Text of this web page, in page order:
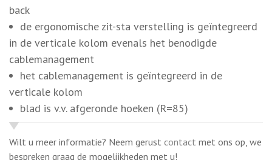
blad is v.v. afgeronde hoeken (R=85)
Wilt u meer informatie? Neem gerustcontactmet ons op, we
bespreken graag de mogelijkheden met u!
DELEN